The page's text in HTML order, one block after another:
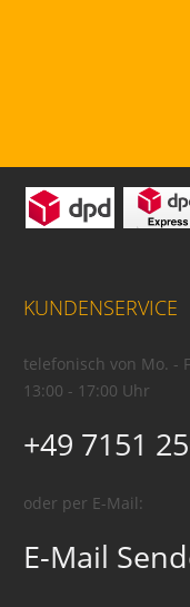
KUNDENSERVICE
telefonisch von Mo. -
13:00 - 17:00 Uhr
+49 7151
oder per E-Mail:
E-Mail